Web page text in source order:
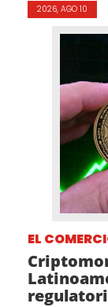
2026, AGO 10
EL